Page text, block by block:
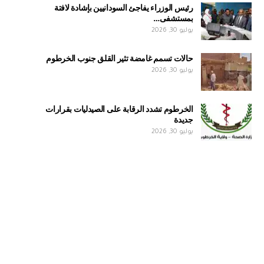
رئيس الوزراء يفاجئ السودانيين بإشادة لافتة
بمستشفى…
يوليو 30, 2026
حالات تسمم غامضة تثير القلق جنوب الخرطوم
يوليو 30, 2026
الخرطوم تشدد الرقابة على الصيدليات بقرارات
جديدة
يوليو 30, 2026